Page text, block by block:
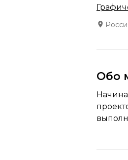
Обо